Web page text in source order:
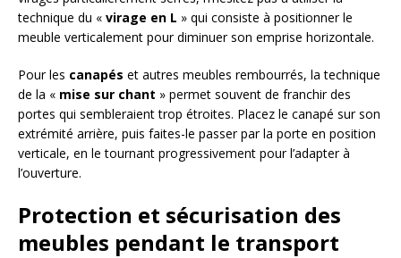
technique du « virage en L » qui consiste à positionner le
meuble verticalement pour diminuer son emprise horizontale.
Pour les canapés et autres meubles rembourrés, la technique
de la « mise sur chant » permet souvent de franchir des
portes qui sembleraient trop étroites. Placez le canapé sur son
extrémité arrière, puis faites-le passer par la porte en position
verticale, en le tournant progressivement pour l’adapter à
l’ouverture.
Protection et sécurisation des
meubles pendant le transport